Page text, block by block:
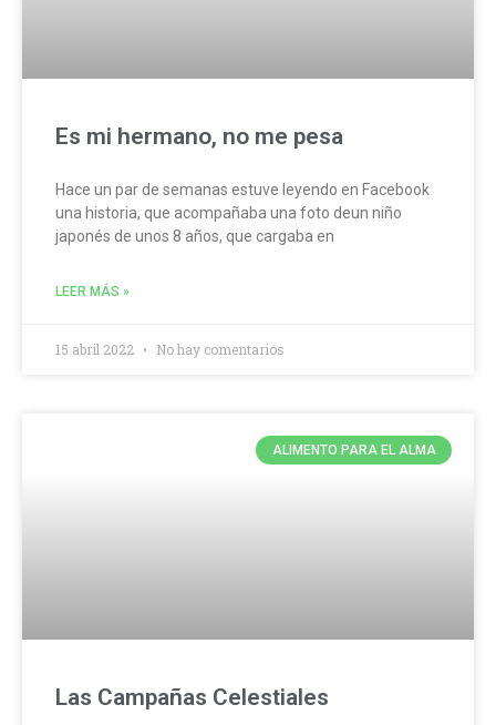
Es mi hermano, no me pesa
Hace un par de semanas estuve leyendo en Facebook
una historia, que acompañaba una foto deun niño
japonés de unos 8 años, que cargaba en
LEER MÁS »
15 abril 2022 No hay comentarios
ALIMENTO PARA EL ALMA
Las Campañas Celestiales